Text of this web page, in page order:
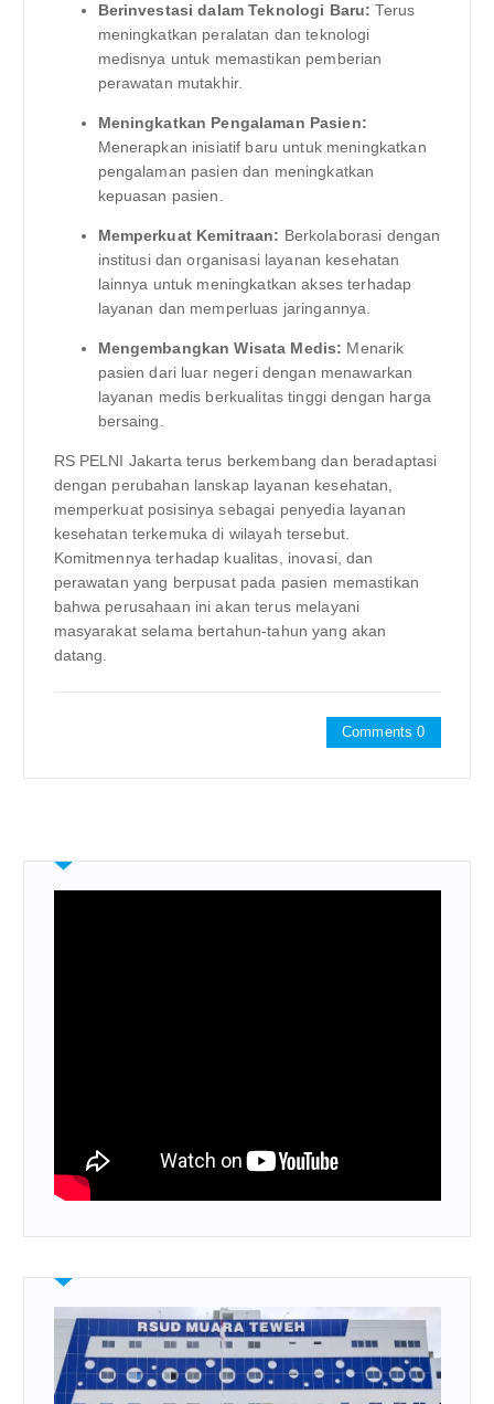
Berinvestasi dalam Teknologi Baru: Terus
meningkatkan peralatan dan teknologi
medisnya untuk memastikan pemberian
perawatan mutakhir.
Meningkatkan Pengalaman Pasien:
Menerapkan inisiatif baru untuk meningkatkan
pengalaman pasien dan meningkatkan
kepuasan pasien.
Memperkuat Kemitraan: Berkolaborasi dengan
institusi dan organisasi layanan kesehatan
lainnya untuk meningkatkan akses terhadap
layanan dan memperluas jaringannya.
Mengembangkan Wisata Medis: Menarik
pasien dari luar negeri dengan menawarkan
layanan medis berkualitas tinggi dengan harga
bersaing.
RS PELNI Jakarta terus berkembang dan beradaptasi
dengan perubahan lanskap layanan kesehatan,
memperkuat posisinya sebagai penyedia layanan
kesehatan terkemuka di wilayah tersebut.
Komitmennya terhadap kualitas, inovasi, dan
perawatan yang berpusat pada pasien memastikan
bahwa perusahaan ini akan terus melayani
masyarakat selama bertahun-tahun yang akan
datang.
Comments 0